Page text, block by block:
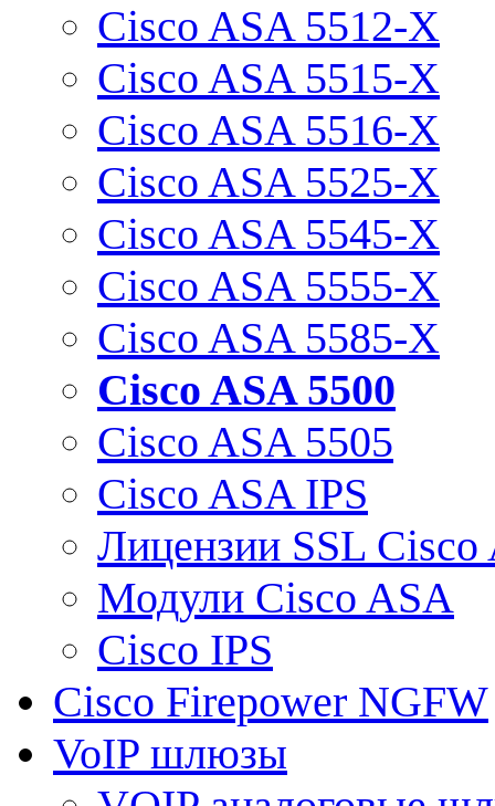
Cisco ASA 5512-X
Cisco ASA 5515-X
Cisco ASA 5516-X
Cisco ASA 5525-X
Cisco ASA 5545-X
Cisco ASA 5555-X
Cisco ASA 5585-X
Cisco ASA 5500
Cisco ASA 5505
Cisco ASA IPS
Лицензии SSL Cisco
Модули Cisco ASA
Cisco IPS
Cisco Firepower NGFW
VoIP шлюзы